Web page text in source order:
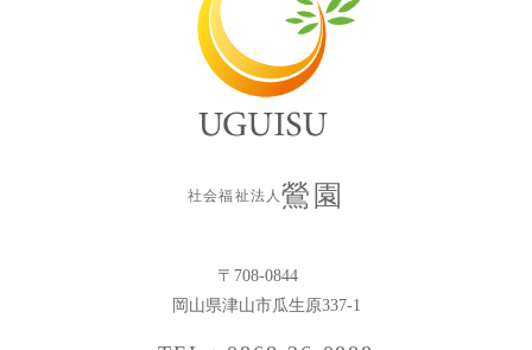
社会福祉法人鶯園
〒708-0844
岡山県津山市瓜生原337-1